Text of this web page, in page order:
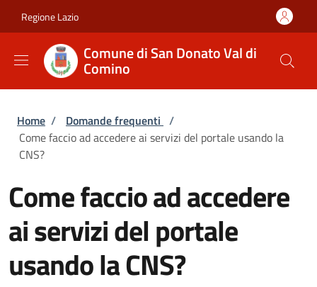
Regione Lazio
Comune di San Donato Val di
Comino
Briciole di pane
Home / Domande frequenti /
Come faccio ad accedere ai servizi del portale usando la
CNS?
Come faccio ad accedere
ai servizi del portale
usando la CNS?